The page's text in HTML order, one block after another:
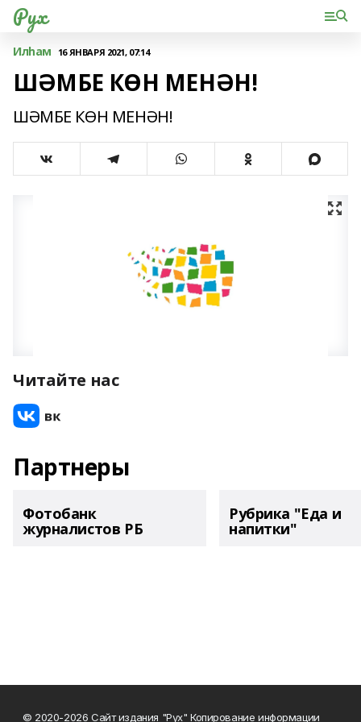
Рух
Илһам 16 ЯНВАРЯ 2021, 07:14
ШӘМБЕ КӨН МЕНӘН!
ШӘМБЕ КӨН МЕНӘН!
Читайте нас
Партнеры
Фотобанк
журналистов РБ
Рубрика "Еда и
напитки"
© 2020-2026 Сайт издания "Рух" Копирование информации